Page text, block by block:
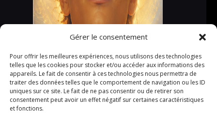
Gérer le consentement
Pour offrir les meilleures expériences, nous utilisons des technologies
telles que les cookies pour stocker et/ou accéder aux informations des
appareils. Le fait de consentir à ces technologies nous permettra de
traiter des données telles que le comportement de navigation ou les ID
uniques sur ce site. Le fait de ne pas consentir ou de retirer son
consentement peut avoir un effet négatif sur certaines caractéristiques
et fonctions.